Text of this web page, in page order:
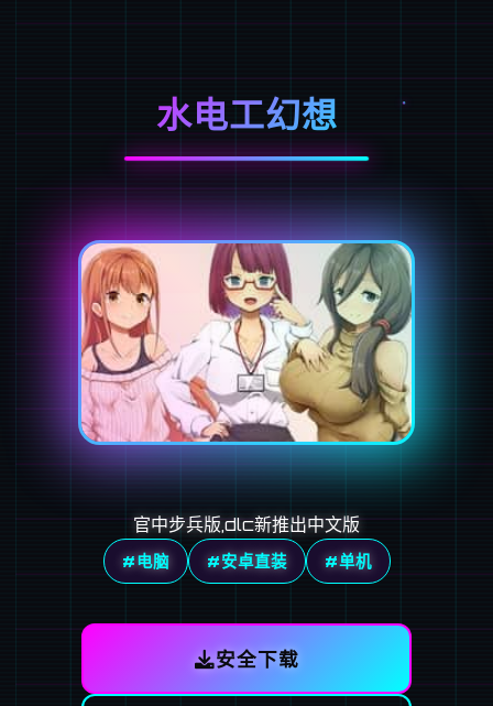
水电工幻想
官中步兵版,dlc新推出中文版
#电脑 #安卓直装 #单机
安全下载